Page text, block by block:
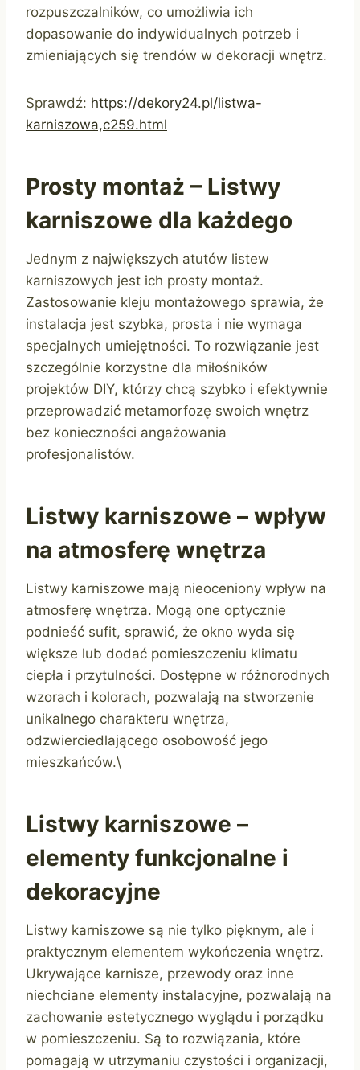
rozpuszczalników, co umożliwia ich
dopasowanie do indywidualnych potrzeb i
zmieniających się trendów w dekoracji wnętrz.
Sprawdź: https://dekory24.pl/listwa-
karniszowa,c259.html
Prosty montaż – Listwy
karniszowe dla każdego
Jednym z największych atutów listew
karniszowych jest ich prosty montaż.
Zastosowanie kleju montażowego sprawia, że
instalacja jest szybka, prosta i nie wymaga
specjalnych umiejętności. To rozwiązanie jest
szczególnie korzystne dla miłośników
projektów DIY, którzy chcą szybko i efektywnie
przeprowadzić metamorfozę swoich wnętrz
bez konieczności angażowania
profesjonalistów.
Listwy karniszowe – wpływ
na atmosferę wnętrza
Listwy karniszowe mają nieoceniony wpływ na
atmosferę wnętrza. Mogą one optycznie
podnieść sufit, sprawić, że okno wyda się
większe lub dodać pomieszczeniu klimatu
ciepła i przytulności. Dostępne w różnorodnych
wzorach i kolorach, pozwalają na stworzenie
unikalnego charakteru wnętrza,
odzwierciedlającego osobowość jego
mieszkańców.\
Listwy karniszowe –
elementy funkcjonalne i
dekoracyjne
Listwy karniszowe są nie tylko pięknym, ale i
praktycznym elementem wykończenia wnętrz.
Ukrywające karnisze, przewody oraz inne
niechciane elementy instalacyjne, pozwalają na
zachowanie estetycznego wyglądu i porządku
w pomieszczeniu. Są to rozwiązania, które
pomagają w utrzymaniu czystości i organizacji,